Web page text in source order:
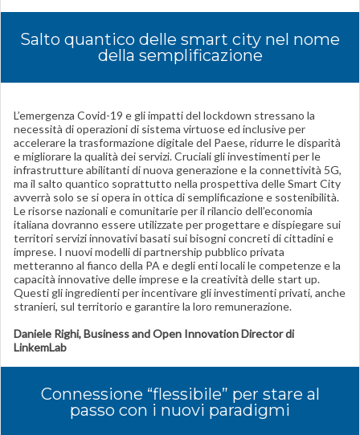
Salto quantico delle smart city nel nome
della semplificazione
L’emergenza Covid-19 e gli impatti del lockdown stressano la
necessità di operazioni di sistema virtuose ed inclusive per
accelerare la trasformazione digitale del Paese, ridurre le disparità
e migliorare la qualità dei servizi. Cruciali gli investimenti per le
infrastrutture abilitanti di nuova generazione e la connettività 5G,
ma il salto quantico soprattutto nella prospettiva delle Smart City
avverrà solo se si opera in ottica di semplificazione e sostenibilità.
Le risorse nazionali e comunitarie per il rilancio dell’economia
italiana dovranno essere utilizzate per progettare e dispiegare sui
territori servizi innovativi basati sui bisogni concreti di cittadini e
imprese. I nuovi modelli di partnership pubblico privata
metteranno al fianco della PA e degli enti locali le competenze e la
capacità innovative delle imprese e la creatività delle start up.
Questi gli ingredienti per incentivare gli investimenti privati, anche
stranieri, sul territorio e garantire la loro remunerazione.
Daniele Righi, Business and Open Innovation Director di
LinkemLab
Connessione “flessibile” per stare al
passo con i nuovi paradigmi